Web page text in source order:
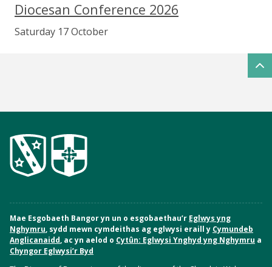
Diocesan Conference 2026
Saturday 17 October
Mae Esgobaeth Bangor yn un o esgobaethau’r Eglwys yng
Nghymru, sydd mewn cymdeithas ag eglwysi eraill y Cymundeb
Anglicanaidd, ac yn aelod o Cytûn: Eglwysi Ynghyd yng Nghymru a
Chyngor Eglwysi’r Byd